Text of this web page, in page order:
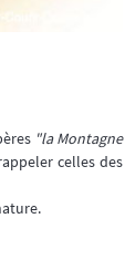
"la Montagne
celles des